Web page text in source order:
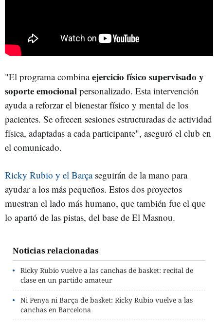
"El programa combinaejercicio físico supervisado y
soporte emocional personalizado. Esta intervención
ayuda a reforzar el bienestar físico y mental de los
pacientes. Se ofrecen sesiones estructuradas de actividad
física, adaptadas a cada participante", aseguró el club en
el comunicado.
Ricky Rubio y el Barçaseguirán de la mano para
ayudar a los más pequeños. Estos dos proyectos
muestran el lado más humano, que también fue el que
lo apartó de las pistas, del base de El Masnou.
Noticias relacionadas
Ricky Rubio vuelve a las canchas de basket: recital de
clase en un partido amateur
Ni Penya ni Barça de basket: Ricky Rubio vuelve a las
canchas en Barcelona